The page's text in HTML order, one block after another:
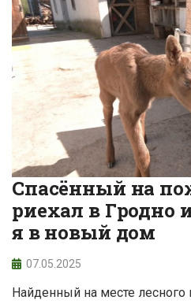
Спасённый на
риехал в Гродно
я в новый дом
07.05.2025
Найденный на месте